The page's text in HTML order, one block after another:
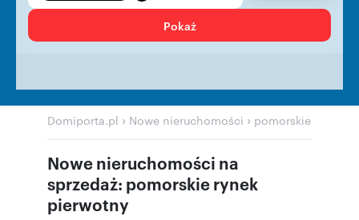
Pokaż
Domiporta.pl › Nowe nieruchomości › pomorskie
Nowe nieruchomości na
sprzedaż: pomorskie rynek
pierwotny